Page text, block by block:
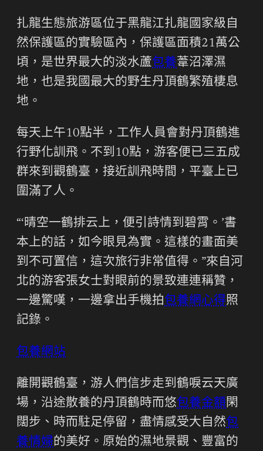
扎龍生態旅游區位于黑龍江扎龍國家級自
然保護區的實驗區內，保護區面積21萬公
頃，是世界最大的淡水蘆包養葦沼澤濕
地，也是我國最大的野生丹頂鶴繁殖棲息
地。
每天上午10點半，工作人員會對丹頂鶴進
行野化訓飛。不到10點，游客便已三五成
群來到觀鶴臺，接近訓飛時間，平臺上已
圍滿了人。
“‘晴空一鶴排云上，便引詩情到碧霄。’書
本上的話，如今眼見為實。這樣的畫面美
到不可置信，這次旅行非常值得。”來自河
北的游客張女士對眼前的景致連連稱贊，
一邊驚嘆，一邊拿出手機拍包養網心得照
記錄。
包養網站
離開觀鶴臺，游人們信步走到鶴唳云天廣
場，沿途散養的丹頂鶴時而悠包養金額閑
闊步、時而駐足停留，盡情感受大自然包
養情婦的美好。原始的濕地景觀、豐富的